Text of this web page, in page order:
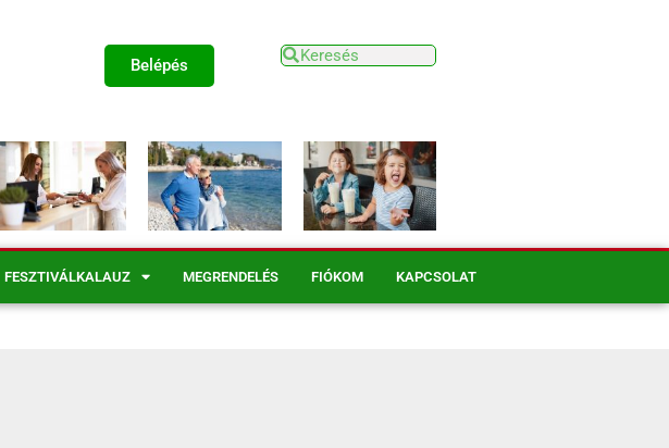
Belépés
FESZTIVÁLKALAUZ MEGRENDELÉS FIÓKOM KAPCSOLAT